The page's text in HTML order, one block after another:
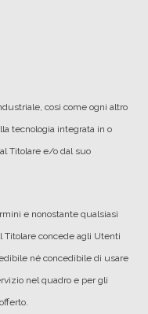
così come ogni altro
tecnologia integrata in o
Titolare e/o dal suo
e nonostante qualsiasi
concede agli Utenti
né concedibile di usare
nel quadro e per gli